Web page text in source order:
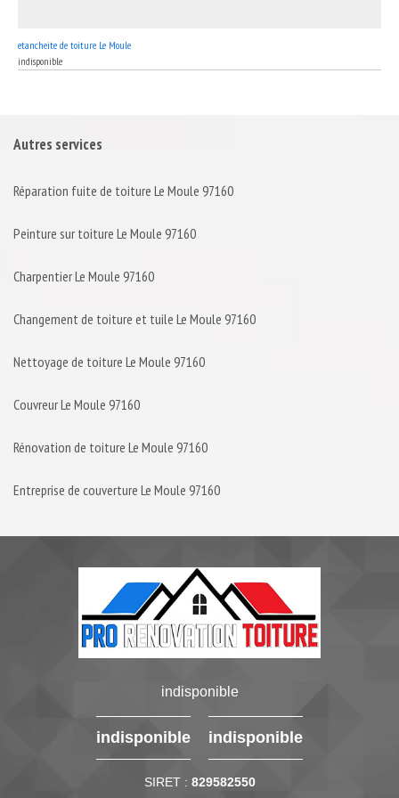
etancheite de toiture Le Moule
indisponible
Autres services
Réparation fuite de toiture Le Moule 97160
Peinture sur toiture Le Moule 97160
Charpentier Le Moule 97160
Changement de toiture et tuile Le Moule 97160
Nettoyage de toiture Le Moule 97160
Couvreur Le Moule 97160
Rénovation de toiture Le Moule 97160
Entreprise de couverture Le Moule 97160
indisponible
indisponible indisponible
SIRET : 829582550